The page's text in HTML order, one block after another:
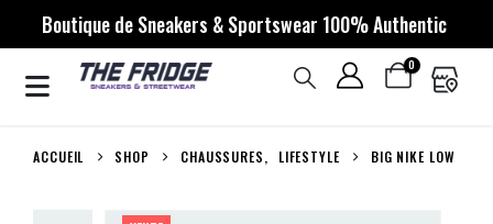
Boutique de Sneakers & Sportswear 100% Authentic
0
ACCUEIL SHOP CHAUSSURES, LIFESTYLE BIG NIKE LOW